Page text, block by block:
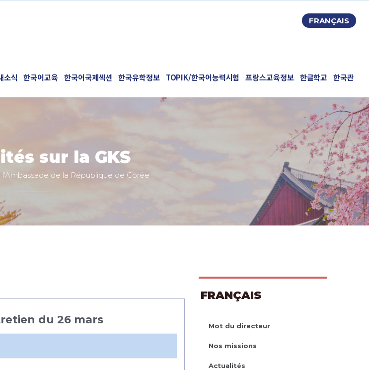
FRANÇAIS
소식 한국어교육 한국어국제섹션 한국유학정보 TOPIK/한국어능력시험 프랑스교육정보 한글학교 한국관
sur la GKS
de la République de Corée
du 26 mars
FRANÇAIS
Mot du directeur
Nos missions
Actualités